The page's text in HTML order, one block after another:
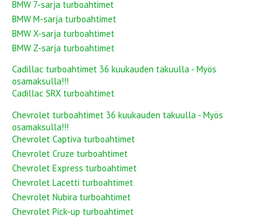
BMW 7-sarja turboahtimet
BMW M-sarja turboahtimet
BMW X-sarja turboahtimet
BMW Z-sarja turboahtimet
Cadillac turboahtimet 36 kuukauden takuulla - Myös
osamaksulla!!!
Cadillac SRX turboahtimet
Chevrolet turboahtimet 36 kuukauden takuulla - Myös
osamaksulla!!!
Chevrolet Captiva turboahtimet
Chevrolet Cruze turboahtimet
Chevrolet Express turboahtimet
Chevrolet Lacetti turboahtimet
Chevrolet Nubira turboahtimet
Chevrolet Pick-up turboahtimet